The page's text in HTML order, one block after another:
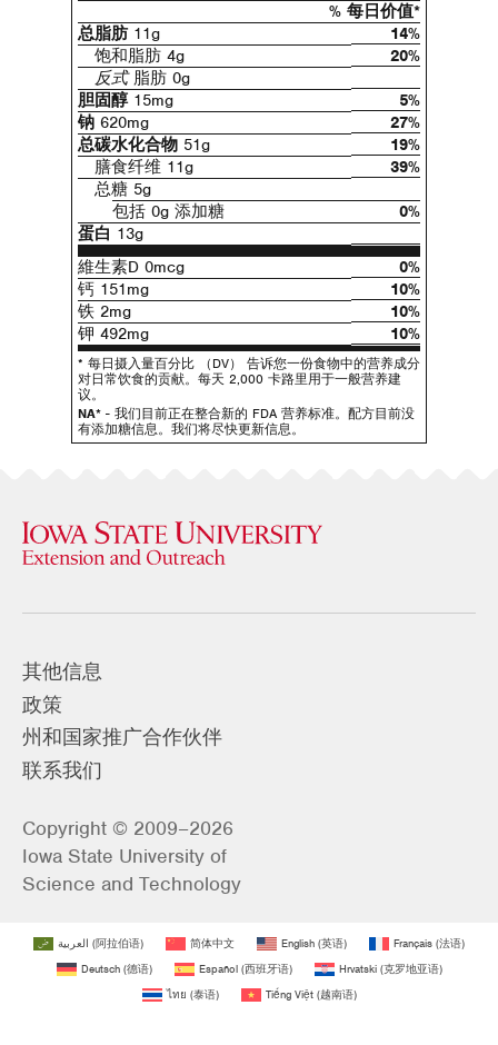
% 每日价值*
总脂肪11g
14%
饱和脂肪 4g
20%
反式脂肪 0g
胆固醇15mg
5%
钠 620mg
27%
总碳水化合物 51g
19%
膳食纤维 11g
39%
总糖 5g
包括 0g 添加糖
0%
蛋白 13g
維生素D 0mcg
0%
钙 151mg
10%
铁 2mg
10%
钾 492mg
10%
* 每日摄入量百分比 （DV） 告诉您一份食物中的营养成分
对日常饮食的贡献。每天 2,000 卡路里用于一般营养建
议。
NA* - 我们目前正在整合新的 FDA 营养标准。配方目前没
有添加糖信息。我们将尽快更新信息。
其他信息
政策
州和国家推广合作伙伴
联系我们
Copyright © 2009–2026
Iowa State University of
Science and Technology
العربية (阿拉伯语) 简体中文 English (英语) Français (法语)
Deutsch(德语) Español(西班牙语) Hrvatski(克罗地亚语)
ไทย (泰语) Tiếng Việt(越南语)